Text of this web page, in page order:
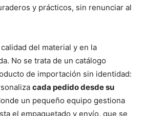
y prácticos, sin renunciar al
del material y en la
No se trata de un catálogo
de importación sin identidad:
cada pedido desde su
un pequeño equipo gestiona
el empaquetado y envío, que se